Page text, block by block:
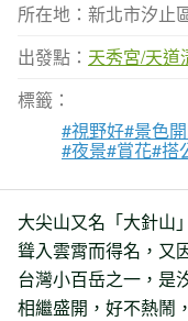
所在地：新北市汐止
出發點： 天秀宮/天道
標籤：
#視野好#景色
#夜景#賞花#搭
大尖山又名「大針山
聳入雲霄而得名，又
台灣小百岳之一，是
相繼盛開，好不熱鬧